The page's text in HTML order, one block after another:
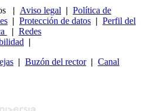
| Aviso legal | Política de
| Protección de datos | Perfil del
| Redes
|
| Buzón del rector| Canal